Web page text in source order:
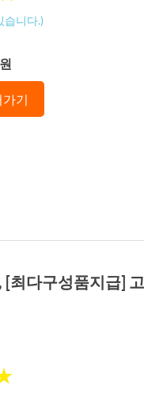
습니다.)
기
최다구성품지급] 고